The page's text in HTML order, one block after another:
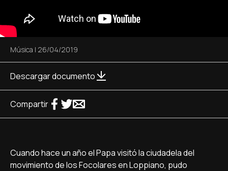
Música | 26/04/2019
Descargar documento
Compartir
Cuando hace un año el Papa visitó la ciudadela del
movimiento de los Focolares en Loppiano, pudo